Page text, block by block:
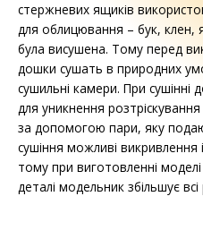
стержневих ящиків
для облицювання – бук,
була висушена. Тому перед
дошки сушать в природних
сушильні камери. При
для уникнення
за допомогою пари, яку
сушіння можливі викривлення
тому при виготовленні
деталі модельник збільшує